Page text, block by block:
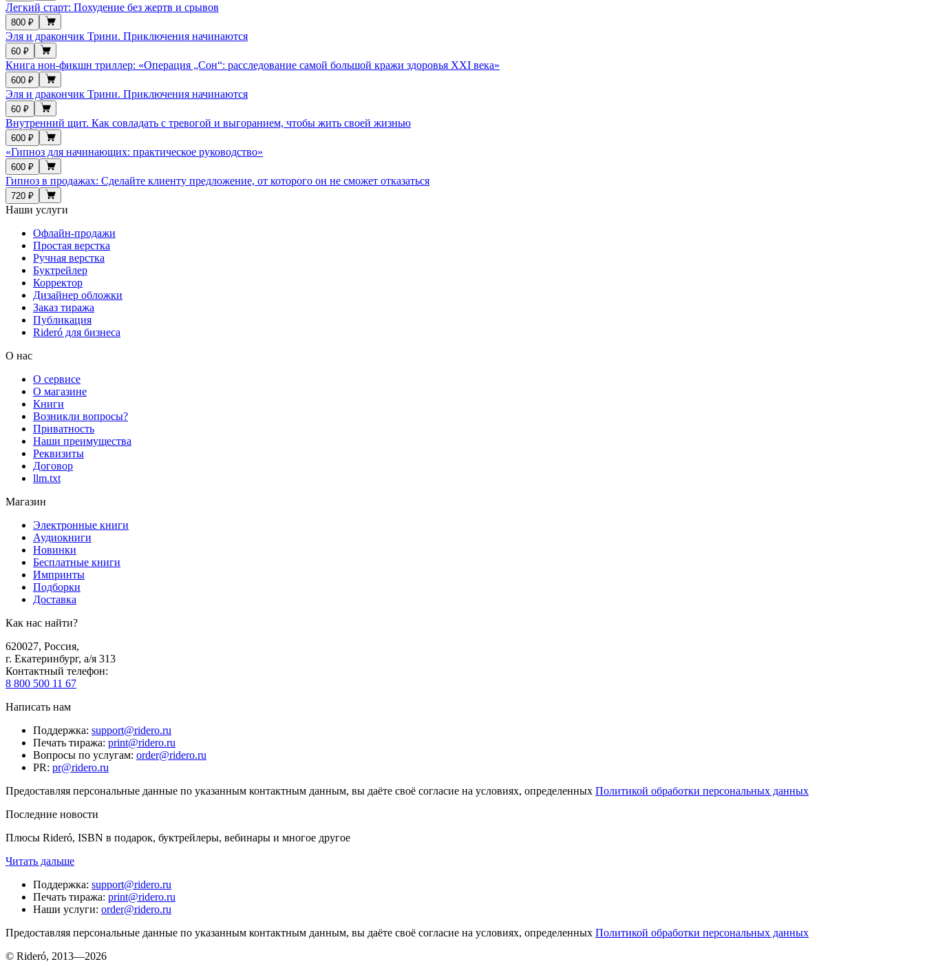
Легкий старт: Похудение без жертв и срывов
800 ₽
Эля и дракончик Трини. Приключения начинаются
60 ₽
Книга нон-фикшн триллер: «Операция „Сон“: расследование самой большой кражи здоровья XXI века»
600 ₽
Эля и дракончик Трини. Приключения начинаются
60 ₽
Внутренний щит. Как совладать с тревогой и выгоранием, чтобы жить своей жизнью
600 ₽
«Гипноз для начинающих: практическое руководство»
600 ₽
Гипноз в продажах: Сделайте клиенту предложение, от которого он не сможет отказаться
720 ₽
Наши услуги
Офлайн-продажи
Простая верстка
Ручная верстка
Буктрейлер
Корректор
Дизайнер обложки
Заказ тиража
Публикация
Rideró для бизнеса
О нас
О сервисе
О магазине
Книги
Возникли вопросы?
Приватность
Наши преимущества
Реквизиты
Договор
llm.txt
Магазин
Электронные книги
Аудиокниги
Новинки
Бесплатные книги
Импринты
Подборки
Доставка
Как нас найти?
620027, Россия,
г. Екатеринбург, а/я 313
Контактный телефон:
8 800 500 11 67
Написать нам
Поддержка: support@ridero.ru
Печать тиража: print@ridero.ru
Вопросы по услугам: order@ridero.ru
PR: pr@ridero.ru
Предоставляя персональные данные по указанным контактным данным, вы даёте своё согласие на условиях, определенных Политикой обработки персональных данных
Последние новости
Плюсы Rideró, ISBN в подарок, буктрейлеры, вебинары и многое другое
Читать дальше
Поддержка: support@ridero.ru
Печать тиража: print@ridero.ru
Наши услуги: order@ridero.ru
Предоставляя персональные данные по указанным контактным данным, вы даёте своё согласие на условиях, определенных Политикой обработки персональных данных
© Rideró, 2013—2026